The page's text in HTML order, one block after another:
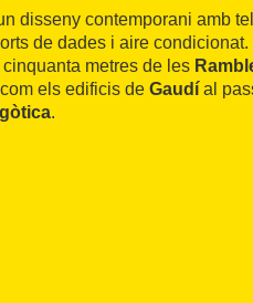
disseny contemporani amb
de dades i aire
metres de les
els edificis de Gaudí al
.